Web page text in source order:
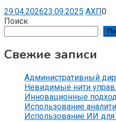
29.04.202623.09.2025 АХП0
Поиск
Свежие записи
Административный
Невидимые нити
Инновационные
Использование
Использование ИИ